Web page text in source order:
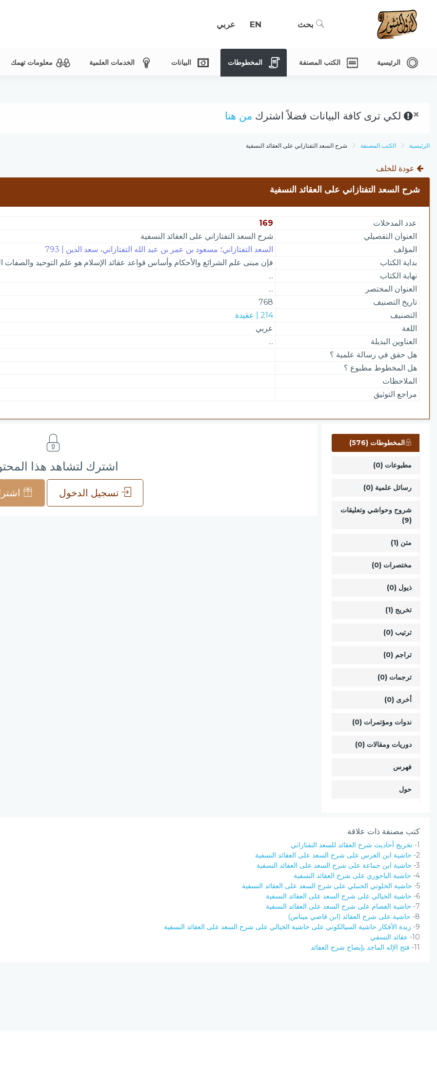
بحث EN عربي
الرئيسية الكتب المصنفة المخطوطات البيانات الخدمات العلمية معلومات تهمك
× لكي ترى كافة البيانات فضلاً اشترك من هنا
الرئيسية الكتب المصنفة شرح السعد التفتازاني على العقائد النسفية
عودة للخلف
شرح السعد التفتازاني على العقائد النسفية
عدد المدخلات
169
العنوان التفصيلي
شرح السعد التفتازاني على العقائد النسفية
المؤلف
السعد التفتازاني؛ مسعود بن عمر بن عبد الله التفتازاني، سعد الدين | 793
بداية الكتاب
فإن مبنى علم الشرائع والأحكام وأساس قواعد عقائد الإسلام هو علم التوحيد والصفات
نهاية الكتاب
...
العنوان المختصر
...
تاريخ التصنيف
768
التصنيف
214 | عقيدة
اللغة
عربي
العناوين البديلة
...
هل حقق في رسالة علمية ؟
هل المخطوط مطبوع ؟
الملاحظات
مراجع التوثيق
المخطوطات (576)
مطبوعات (0)
رسائل علمية (0)
شروح وحواشي وتعليقات
(9)
متن (1)
مختصرات (0)
ذيول (0)
تخريج (1)
ترتيب (0)
تراجم (0)
ترجمات (0)
أخرى (0)
ندوات ومؤتمرات (0)
دوريات ومقالات (0)
فهرس
حول
اشترك لتشاهد هذا
تسجيل الدخول
كتب مصنفة ذات علاقة
1- تخريج أحاديث شرح العقائد للسعد التفتازاني
2- حاشية ابن الغرس على شرح السعد على العقائد النسفية
3- حاشية ابن جماعة على شرح السعد على العقائد النسفية
4- حاشية الباجوري على شرح العقائد النسفية
5- حاشية الخلوتي الحنبلي على شرح السعد على العقائد النسفية
6-
حاشية الخيالي على شرح السعد على العقائد النسفية
7-
حاشية العصام على شرح السعد على العقائد النسفية
8-
حاشية على شرح العقائد (ابن قاضي ميناس)
9-
زبدة الأفكار حاشية السيالكوتي على حاشية الخيالي على شرح السعد على العقائد النسفية
10- عقائد النسفي
11- فتح الإله الماجد بإيضاح شرح العقائد